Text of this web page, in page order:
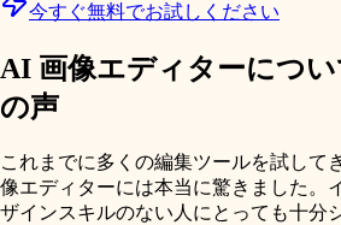
今すぐ無料でお試しください
AI 画像エディターにつ
の声
これまでに多くの編集ツールを試して
像エディターには本当に驚きました。
ザインスキルのない人にとっても十分